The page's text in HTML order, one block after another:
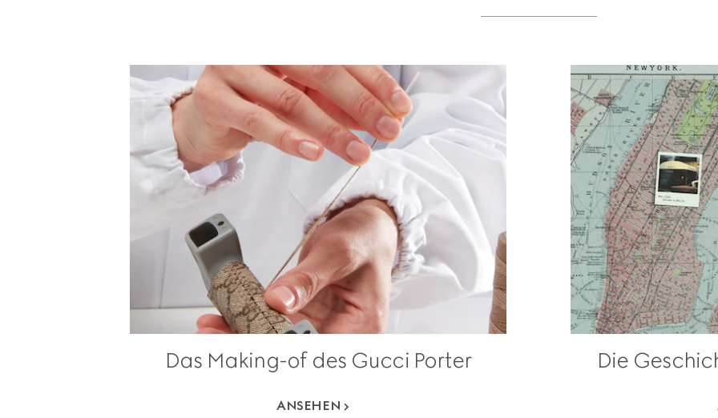
Das Making-of des Gucci Porter
ANSEHEN
Die